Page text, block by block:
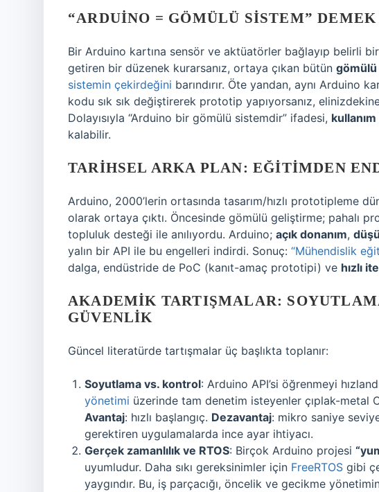
“ARDUINO = GÖMÜLÜ SISTEM”
Bir Arduino kartına sensör ve aktüatörler bağlayıp belirli
getiren bir düzenek kurarsanız, ortaya çıkan bütün
sistemin çekirdeğini barındırır. Öte yandan, aynı Arduino
kodu sık sık değiştirerek prototip yapıyorsanız,
Dolayısıyla “Arduino bir gömülü sistemdir” ifadesi,
kalabilir.
TARIHSEL ARKA PLAN: EĞITIMDEN
Arduino, 2000’lerin ortasında tasarım/hızlı prototipleme
olarak ortaya çıktı. Öncesinde gömülü geliştirme; pahalı
topluluk desteği ile anılıyordu. Arduino; açık donanım,
yalın bir API ile bu engelleri indirdi. Sonuç: “Mühendislik
dalga, endüstride de PoC (kanıt-amaç prototipi) ve hızlı
AKADEMIK TARTIŞMALAR:
GÜVENLIK
Güncel literatürde tartışmalar üç başlıkta toplanır:
Soyutlama vs. kontrol: Arduino API’si öğrenmeyi
yönetimi üzerinde tam denetim isteyenler çıplak-metal
Avantaj: hızlı başlangıç. Dezavantaj: mikro saniye
gerektiren uygulamalarda ince ayar ihtiyacı.
Gerçek zamanlılık ve RTOS: Birçok Arduino projesi
uyumludur. Daha sıkı gereksinimler için FreeRTOS gibi
yaygındır. Bu, iş parçacığı, öncelik ve gecikme